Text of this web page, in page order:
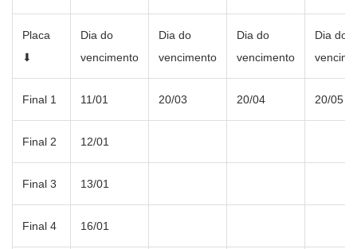
Placa
⬇
Dia do
vencimento
Dia do
vencimento
Dia do
vencimento
Dia do
Final 1 11/01 20/03 20/04 20/05
Final 2 12/01
Final 3 13/01
Final 4 16/01